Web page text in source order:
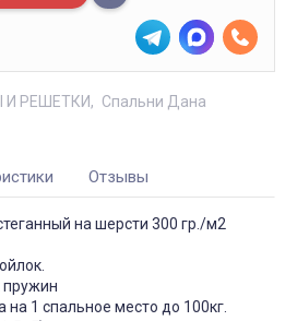
И РЕШЕТКИ Спальни Дана
Отзывы
на шерсти 300 гр./м2
пружин
на 1 спальное место до 100кг.